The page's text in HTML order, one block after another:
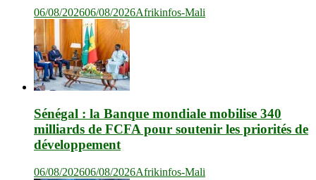
06/08/202606/08/2026Afrikinfos-Mali
Sénégal : la Banque mondiale mobilise 340
milliards de FCFA pour soutenir les priorités de
développement
06/08/202606/08/2026Afrikinfos-Mali